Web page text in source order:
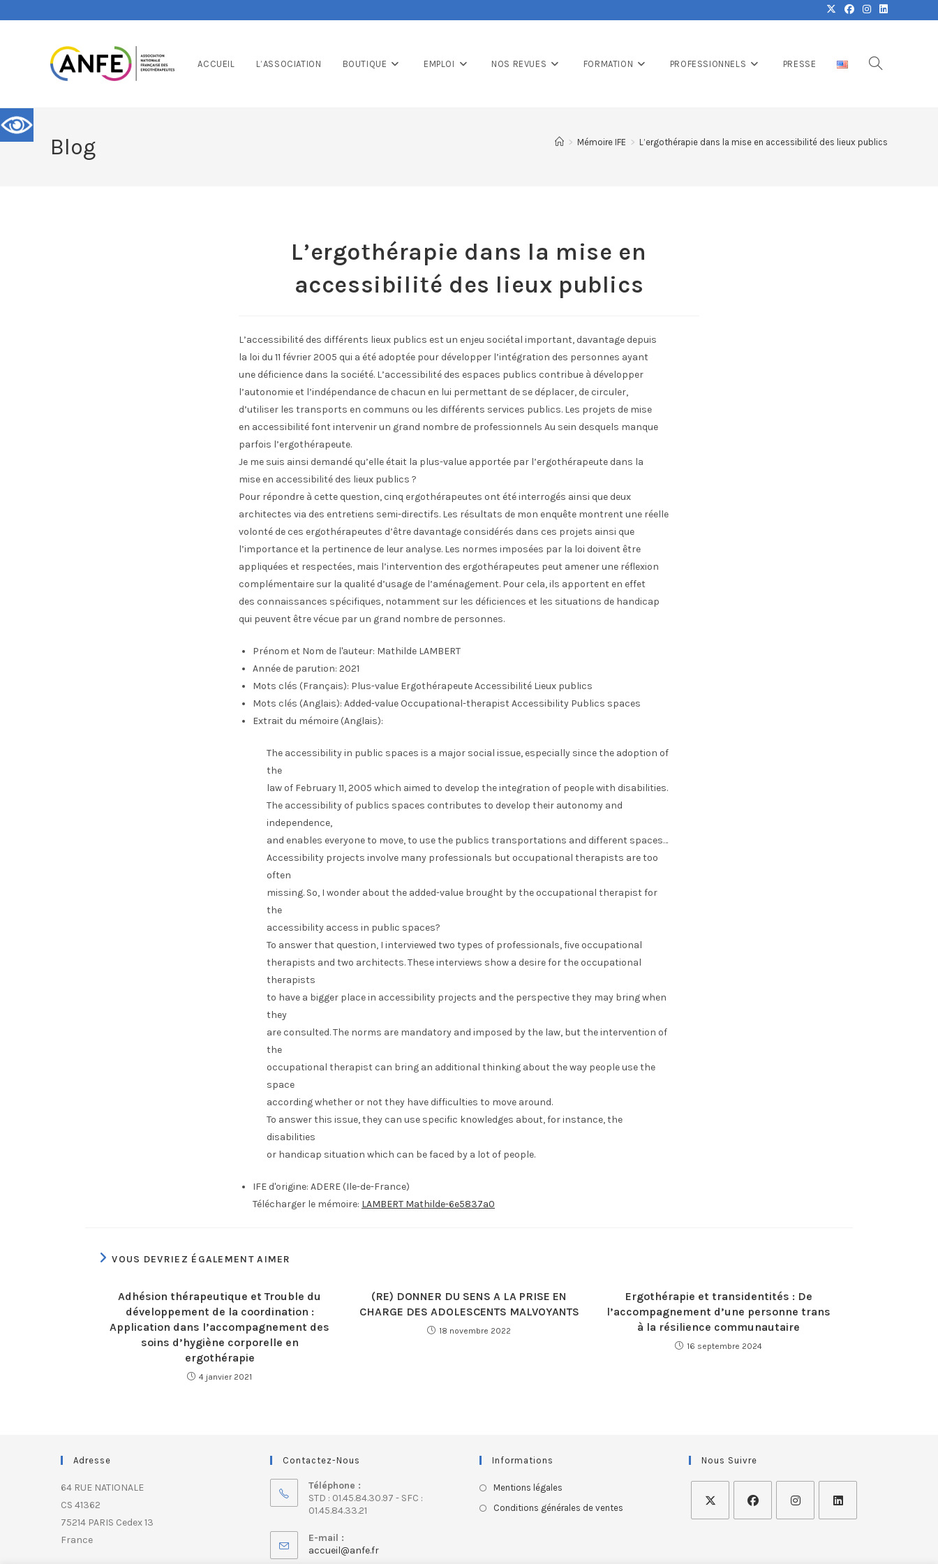
ACCUEIL L’ASSOCIATION BOUTIQUE EMPLOI NOS REVUES FORMATION PROFESSIONNELS PRESSE
Blog > Mémoire IFE > L’ergothérapie dans la mise en accessibilité des lieux publics
L’ergothérapie dans la mise en
accessibilité des lieux publics
L’accessibilité des différents lieux publics est un enjeu sociétal important, davantage depuis
la loi du 11 février 2005 qui a été adoptée pour développer l’intégration des personnes ayant
une déficience dans la société. L’accessibilité des espaces publics contribue à développer
l’autonomie et l’indépendance de chacun en lui permettant de se déplacer, de circuler,
d’utiliser les transports en communs ou les différents services publics. Les projets de mise
en accessibilité font intervenir un grand nombre de professionnels Au sein desquels manque
parfois l’ergothérapeute.
Je me suis ainsi demandé qu’elle était la plus-value apportée par l’ergothérapeute dans la
mise en accessibilité des lieux publics ?
Pour répondre à cette question, cinq ergothérapeutes ont été interrogés ainsi que deux
architectes via des entretiens semi-directifs. Les résultats de mon enquête montrent une réelle
volonté de ces ergothérapeutes d’être davantage considérés dans ces projets ainsi que
l’importance et la pertinence de leur analyse. Les normes imposées par la loi doivent être
appliquées et respectées, mais l’intervention des ergothérapeutes peut amener une réflexion
complémentaire sur la qualité d’usage de l’aménagement. Pour cela, ils apportent en effet
des connaissances spécifiques, notamment sur les déficiences et les situations de handicap
qui peuvent être vécue par un grand nombre de personnes.
Prénom et Nom de l'auteur: Mathilde LAMBERT
Année de parution: 2021
Mots clés (Français): Plus-value Ergothérapeute Accessibilité Lieux publics
Mots clés (Anglais): Added-value Occupational-therapist Accessibility Publics spaces
Extrait du mémoire (Anglais):
The accessibility in public spaces is a major social issue, especially since the adoption of
the
law of February 11, 2005 which aimed to develop the integration of people with disabilities.
The accessibility of publics spaces contributes to develop their autonomy and
independence,
and enables everyone to move, to use the publics transportations and different spaces…
Accessibility projects involve many professionals but occupational therapists are too
often
missing. So, I wonder about the added-value brought by the occupational therapist for
the
accessibility access in public spaces?
To answer that question, I interviewed two types of professionals, five occupational
therapists and two architects. These interviews show a desire for the occupational
therapists
to have a bigger place in accessibility projects and the perspective they may bring when
they
are consulted. The norms are mandatory and imposed by the law, but the intervention of
the
occupational therapist can bring an additional thinking about the way people use the
space
according whether or not they have difficulties to move around.
To answer this issue, they can use specific knowledges about, for instance, the
disabilities
or handicap situation which can be faced by a lot of people.
IFE d'origine: ADERE (Ile-de-France)
Télécharger le mémoire: LAMBERT Mathilde-6e5837a0
VOUS DEVRIEZ ÉGALEMENT AIMER
Adhésion thérapeutique et Trouble du
développement de la coordination :
Application dans l’accompagnement des
soins d’hygiène corporelle en
ergothérapie
4 janvier 2021
(RE) DONNER DU SENS A LA PRISE EN
CHARGE DES ADOLESCENTS MALVOYANTS
18 novembre 2022
Ergothérapie et transidentités : De
l’accompagnement d’une personne trans
à la résilience communautaire
16 septembre 2024
Adresse
64 RUE NATIONALE
CS 41362
75214 PARIS Cedex 13
France
Contactez-Nous
Téléphone :
STD : 01.45.84.30.97 - SFC :
01.45.84.33.21
E-mail :
accueil@anfe.fr
Informations
Mentions légales
Conditions générales de ventes
Nous Suivre